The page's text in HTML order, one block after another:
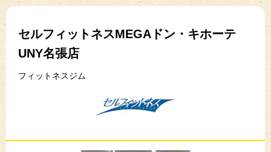
セルフィットネスMEGAドン・キホーテ
UNY名張店
フィットネスジム